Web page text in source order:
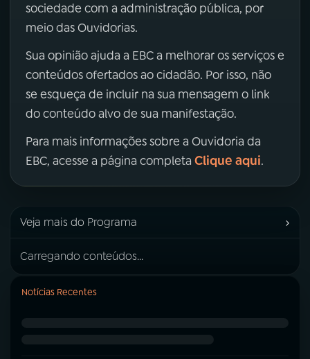
sociedade com a administração pública, por
meio das Ouvidorias.
Sua opinião ajuda a EBC a melhorar os serviços e
conteúdos ofertados ao cidadão. Por isso, não
se esqueça de incluir na sua mensagem o link
do conteúdo alvo de sua manifestação.
Para mais informações sobre a Ouvidoria da
EBC, acesse a página completa Clique aqui.
Veja mais do Programa ›
Carregando conteúdos...
Notícias Recentes